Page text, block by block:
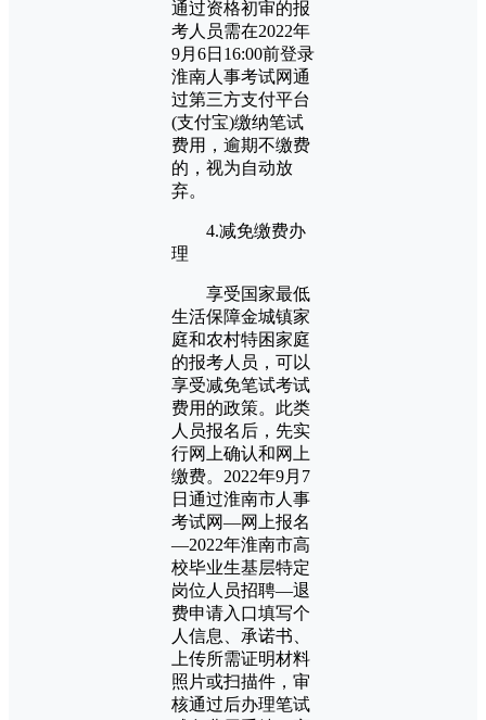
通过资格初审的报
考人员需在2022年
9月6日16:00前登录
淮南人事考试网通
过第三方支付平台
(支付宝)缴纳笔试
费用，逾期不缴费
的，视为自动放
弃。
4.减免缴费办
理
享受国家最低
生活保障金城镇家
庭和农村特困家庭
的报考人员，可以
享受减免笔试考试
费用的政策。此类
人员报名后，先实
行网上确认和网上
缴费。2022年9月7
日通过淮南市人事
考试网—网上报名
—2022年淮南市高
校毕业生基层特定
岗位人员招聘—退
费申请入口填写个
人信息、承诺书、
上传所需证明材料
照片或扫描件，审
核通过后办理笔试